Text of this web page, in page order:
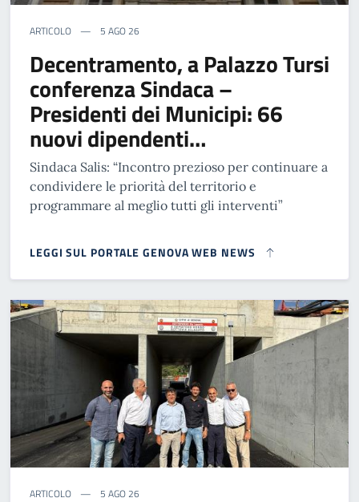
ARTICOLO 5 AGO 26
Decentramento, a Palazzo Tursi
conferenza Sindaca –
Presidenti dei Municipi: 66
nuovi dipendenti…
Sindaca Salis: “Incontro prezioso per continuare a
condividere le priorità del territorio e
programmare al meglio tutti gli interventi”
LEGGI SUL PORTALE GENOVA WEB NEWS
ARTICOLO 5 AGO 26